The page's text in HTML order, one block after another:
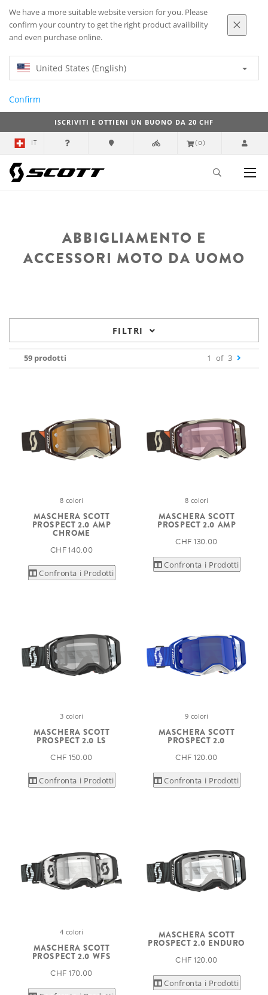
We have a more suitable website version for you. Please
confirm your country to get the right product availibility
and even purchase online.
United States (English)
Confirm
ISCRIVITI E OTTIENI UN BUONO DA 20 CHF
IT (0)
ABBIGLIAMENTO E
ACCESSORI MOTO DA UOMO
FILTRI
59 prodotti 1 of 3
8 colori
MASCHERA SCOTT
PROSPECT 2.0 AMP
CHROME
CHF 140.00
Confronta i Prodotti
8 colori
MASCHERA SCOTT
PROSPECT 2.0 AMP
CHF 130.00
Confronta i Prodotti
3 colori
MASCHERA SCOTT
PROSPECT 2.0 LS
CHF 150.00
Confronta i Prodotti
9 colori
MASCHERA SCOTT
PROSPECT 2.0
CHF 120.00
Confronta i Prodotti
4 colori
MASCHERA SCOTT
PROSPECT 2.0 WFS
CHF 170.00
MASCHERA SCOTT
PROSPECT 2.0 ENDURO
CHF 120.00
Confronta i Prodotti